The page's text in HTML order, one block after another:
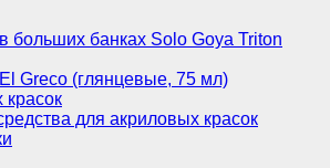
больших банках Solo Goya Triton
Greco (глянцевые, 75 мл)
для акриловых красок